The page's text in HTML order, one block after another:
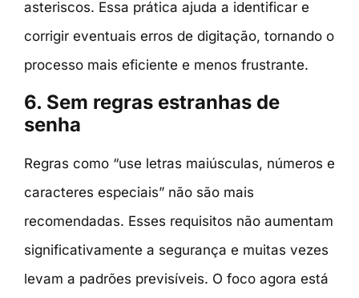
asteriscos. Essa prática ajuda a identificar e
corrigir eventuais erros de digitação, tornando o
processo mais eficiente e menos frustrante.
6. Sem regras estranhas de
senha
Regras como “use letras maiúsculas, números e
caracteres especiais” não são mais
recomendadas. Esses requisitos não aumentam
significativamente a segurança e muitas vezes
levam a padrões previsíveis. O foco agora está